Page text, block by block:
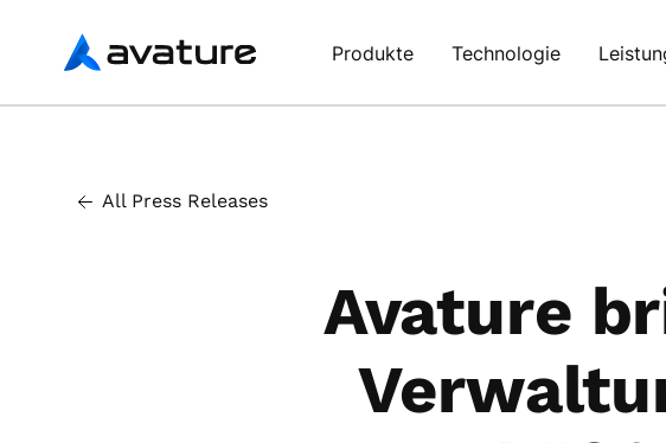
Avature Produkte Technologie
All Press Releases
Avature